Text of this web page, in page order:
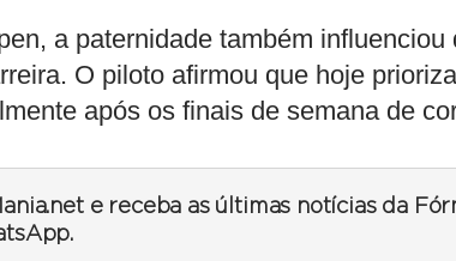
a paternidade também
O piloto afirmou que hoje
após os finais de semana de
e receba as últimas notícias da